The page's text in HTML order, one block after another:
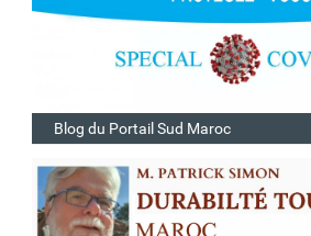
Blog du Portail Sud Maroc